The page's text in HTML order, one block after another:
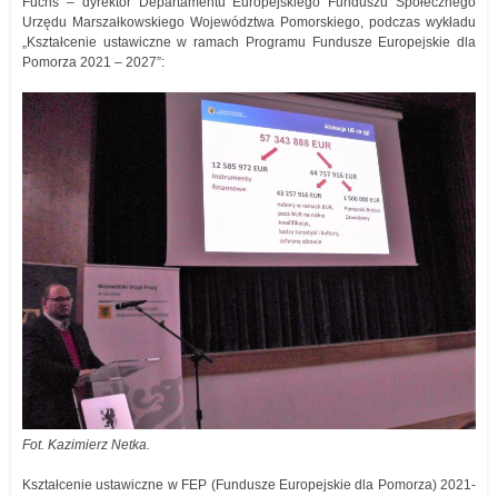
Urzędu Marszałkowskiego Województwa Pomorskiego, podczas wykładu
„Kształcenie ustawiczne w ramach Programu Fundusze Europejskie dla
Pomorza 2021 – 2027”:
Fot. Kazimierz Netka.
Kształcenie ustawiczne w FEP (Fundusze Europejskie dla Pomorza) 2021-